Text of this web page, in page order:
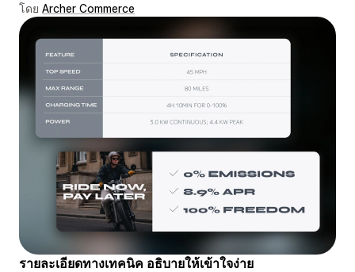
โดย Archer Commerce
รายละเอียดทางเทคนิค อธิบายให้เข้าใจง่าย